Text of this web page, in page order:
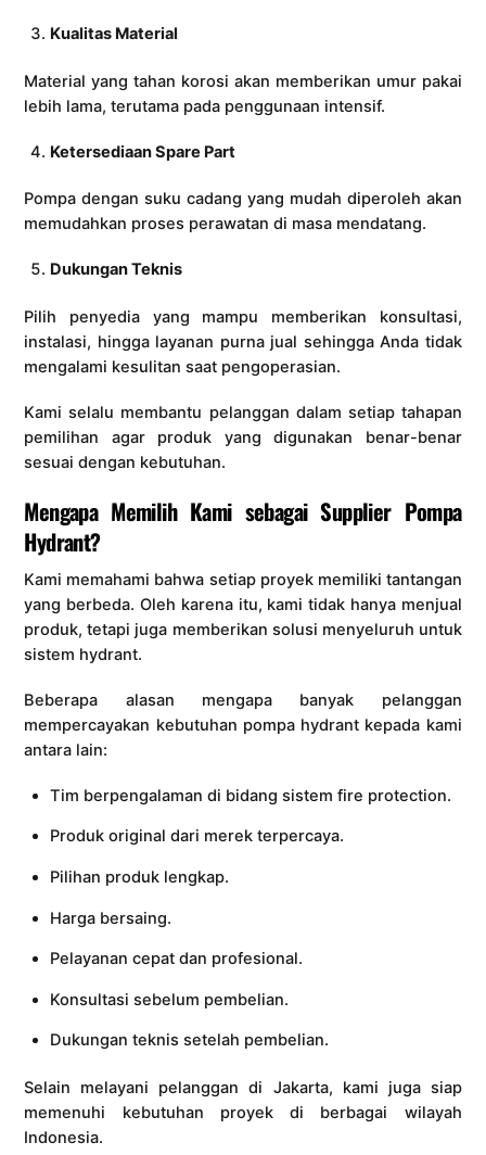
Kualitas Material
Material yang tahan korosi akan memberikan umur pakai
lebih lama, terutama pada penggunaan intensif.
Ketersediaan Spare Part
Pompa dengan suku cadang yang mudah diperoleh akan
memudahkan proses perawatan di masa mendatang.
Dukungan Teknis
Pilih penyedia yang mampu memberikan konsultasi,
instalasi, hingga layanan purna jual sehingga Anda tidak
mengalami kesulitan saat pengoperasian.
Kami selalu membantu pelanggan dalam setiap tahapan
pemilihan agar produk yang digunakan benar-benar
sesuai dengan kebutuhan.
Mengapa Memilih Kami sebagai Supplier Pompa
Hydrant?
Kami memahami bahwa setiap proyek memiliki tantangan
yang berbeda. Oleh karena itu, kami tidak hanya menjual
produk, tetapi juga memberikan solusi menyeluruh untuk
sistem hydrant.
Beberapa alasan mengapa banyak pelanggan
mempercayakan kebutuhan pompa hydrant kepada kami
antara lain:
Tim berpengalaman di bidang sistem fire protection.
Produk original dari merek terpercaya.
Pilihan produk lengkap.
Harga bersaing.
Pelayanan cepat dan profesional.
Konsultasi sebelum pembelian.
Dukungan teknis setelah pembelian.
Selain melayani pelanggan di Jakarta, kami juga siap
memenuhi kebutuhan proyek di berbagai wilayah
Indonesia.